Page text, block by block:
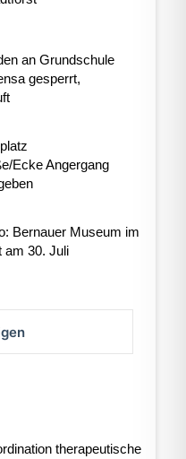
an Grundschule
gesperrt,
Ecke Angergang
Bernauer Museum im
am 30. Juli
therapeutische